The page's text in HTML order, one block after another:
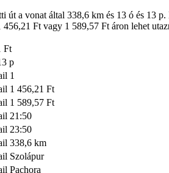
út a vonat által 338,6 km és 13 ó és 13
456,21 Ft vagy 1 589,57 Ft áron lehet
Ft
p
1
1 456,21 Ft
1 589,57 Ft
21:50
23:50
338,6 km
Szolápur
Pachora